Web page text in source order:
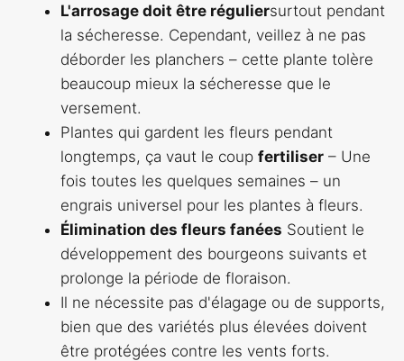
L'arrosage doit être réguliersurtout pendant
la sécheresse. Cependant, veillez à ne pas
déborder les planchers – cette plante tolère
beaucoup mieux la sécheresse que le
versement.
Plantes qui gardent les fleurs pendant
longtemps, ça vaut le coup fertiliser – Une
fois toutes les quelques semaines – un
engrais universel pour les plantes à fleurs.
Élimination des fleurs fanées Soutient le
développement des bourgeons suivants et
prolonge la période de floraison.
Il ne nécessite pas d'élagage ou de supports,
bien que des variétés plus élevées doivent
être protégées contre les vents forts.